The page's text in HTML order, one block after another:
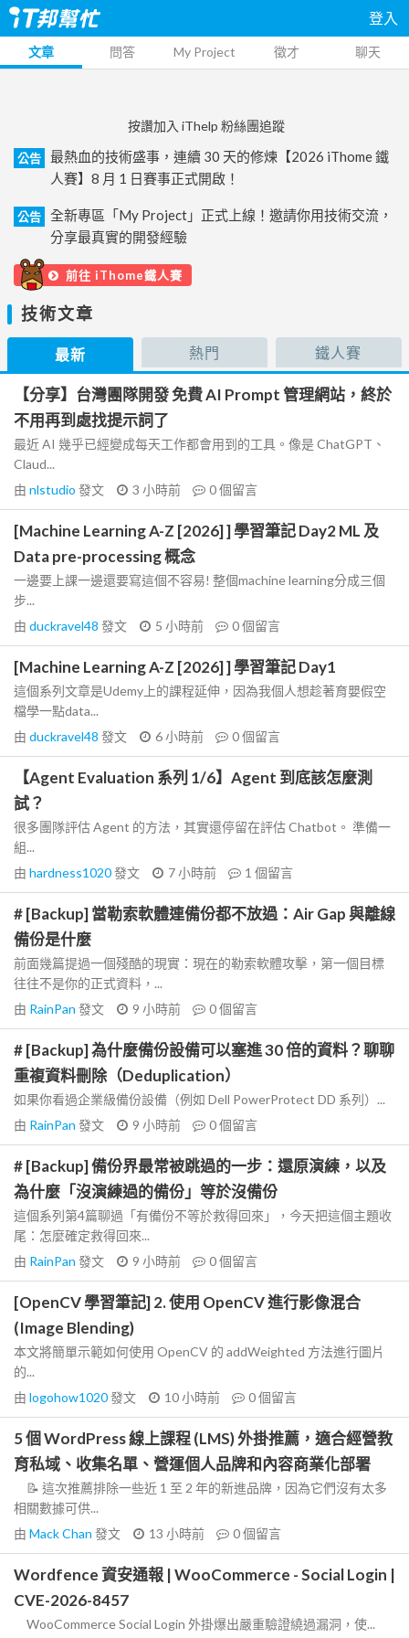
登入
文章 問答 My Project 徵才 聊天
按讚加入 iThelp 粉絲團追蹤
公告
最熱血的技術盛事，連續 30 天的修煉【2026 iThome 鐵
人賽】8 月 1 日賽事正式開啟！
公告
全新專區「My Project」正式上線！邀請你用技術交流，
分享最真實的開發經驗
前往 iThome鐵人賽
技術文章
最新 熱門 鐵人賽
【分享】台灣團隊開發 免費 AI Prompt 管理網站，終於
不用再到處找提示詞了
最近 AI 幾乎已經變成每天工作都會用到的工具。像是 ChatGPT、
Claud...
由 nlstudio 發文 3 小時前 0個留言
[Machine Learning A-Z [2026] ] 學習筆記 Day2 ML 及
Data pre-processing 概念
一邊要上課一邊還要寫這個不容易! 整個machine learning分成三個
步...
由 duckravel48 發文 5 小時前 0個留言
[Machine Learning A-Z [2026] ] 學習筆記 Day1
這個系列文章是Udemy上的課程延伸，因為我個人想趁著育嬰假空
檔學一點data...
由 duckravel48 發文 6 小時前 0個留言
【Agent Evaluation 系列 1/6】Agent 到底該怎麼測
試？
很多團隊評估 Agent 的方法，其實還停留在評估 Chatbot。 準備一
組...
由 hardness1020發文 7 小時前 1 個留言
# [Backup] 當勒索軟體連備份都不放過：Air Gap 與離線
備份是什麼
前面幾篇提過一個殘酷的現實：現在的勒索軟體攻擊，第一個目標
往往不是你的正式資料，...
由 RainPan 發文 9 小時前 0個留言
# [Backup] 為什麼備份設備可以塞進 30 倍的資料？聊聊
重複資料刪除（Deduplication）
如果你看過企業級備份設備（例如 Dell PowerProtect DD 系列）...
由 RainPan 發文 9 小時前 0個留言
# [Backup] 備份界最常被跳過的一步：還原演練，以及
為什麼「沒演練過的備份」等於沒備份
這個系列第4篇聊過「有備份不等於救得回來」，今天把這個主題收
尾：怎麼確定救得回來...
由 RainPan 發文 9 小時前 0個留言
[OpenCV 學習筆記] 2. 使用 OpenCV 進行影像混合
(Image Blending)
本文將簡單示範如何使用 OpenCV 的 addWeighted 方法進行圖片
的...
由 logohow1020發文 10 小時前 0個留言
5 個 WordPress 線上課程 (LMS) 外掛推薦，適合經營教
育私域、收集名單、營運個人品牌和內容商業化部署
📝 這次推薦排除一些近 1 至 2 年的新進品牌，因為它們沒有太多
相關數據可供...
由 Mack Chan 發文 13 小時前 0個留言
Wordfence 資安通報 | WooCommerce - Social Login |
CVE-2026-8457
WooCommerce Social Login 外掛爆出嚴重驗證繞過漏洞，使...